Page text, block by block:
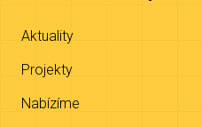
Aktuality
Projekty
Nabízíme